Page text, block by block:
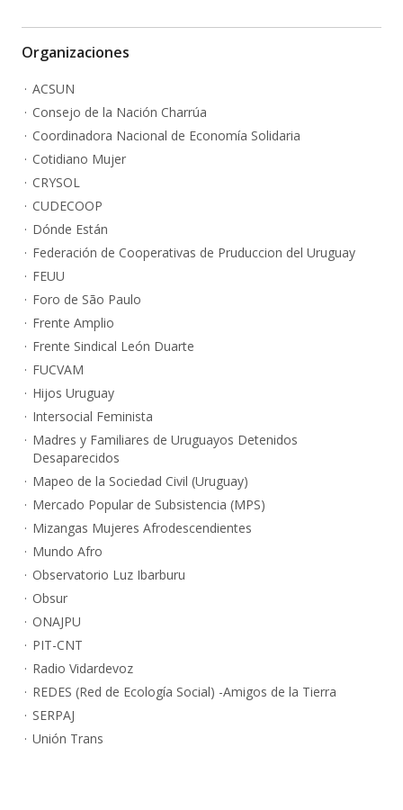
Organizaciones
ACSUN
Consejo de la Nación Charrúa
Coordinadora Nacional de Economía Solidaria
Cotidiano Mujer
CRYSOL
CUDECOOP
Dónde Están
Federación de Cooperativas de Pruduccion del Uruguay
FEUU
Foro de São Paulo
Frente Amplio
Frente Sindical León Duarte
FUCVAM
Hijos Uruguay
Intersocial Feminista
Madres y Familiares de Uruguayos Detenidos
Desaparecidos
Mapeo de la Sociedad Civil (Uruguay)
Mercado Popular de Subsistencia (MPS)
Mizangas Mujeres Afrodescendientes
Mundo Afro
Observatorio Luz Ibarburu
Obsur
ONAJPU
PIT-CNT
Radio Vidardevoz
REDES (Red de Ecología Social) -Amigos de la Tierra
SERPAJ
Unión Trans